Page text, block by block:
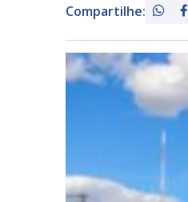
Compartilhe: